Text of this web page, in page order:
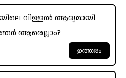
വിള്ളൽ ആദ്യമായി
ആരെല്ലാം?